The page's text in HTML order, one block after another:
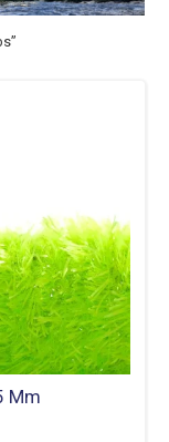
Mm